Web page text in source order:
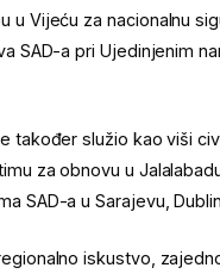
u Vijeću za nacionalnu
SAD-a pri Ujedinjenim
također služio kao viši
za obnovu u
SAD-a u Sarajevu,
iskustvo,